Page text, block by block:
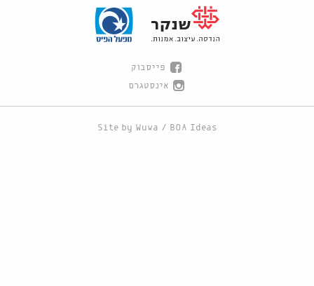
פייסבוק
אינסטגרם
Site by Wuwa / BOA Ideas